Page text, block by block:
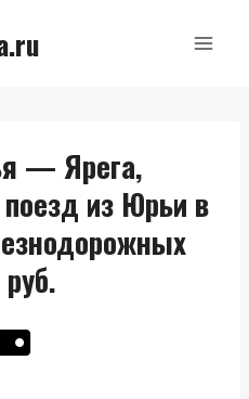
— Ярега,
из Юрьи в